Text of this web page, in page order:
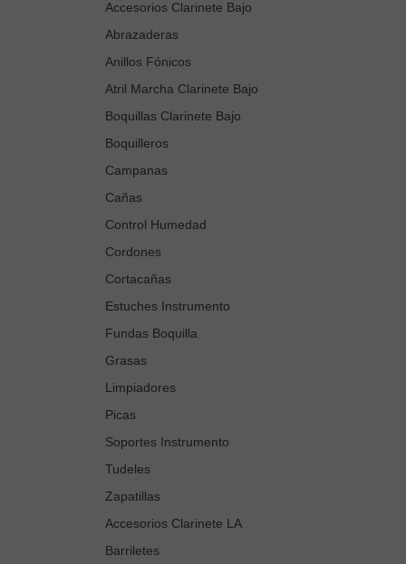
Accesorios Clarinete Bajo
Abrazaderas
Anillos Fónicos
Atril Marcha Clarinete Bajo
Boquillas Clarinete Bajo
Boquilleros
Campanas
Cañas
Control Humedad
Cordones
Cortacañas
Estuches Instrumento
Fundas Boquilla
Grasas
Limpiadores
Picas
Soportes Instrumento
Tudeles
Zapatillas
Accesorios Clarinete LA
Barriletes